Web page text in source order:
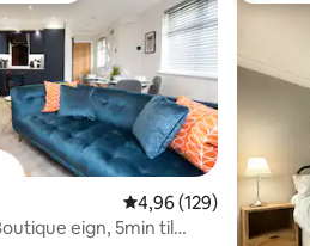
4,96 af 5 í
4,96 (129)
eign, 5min til